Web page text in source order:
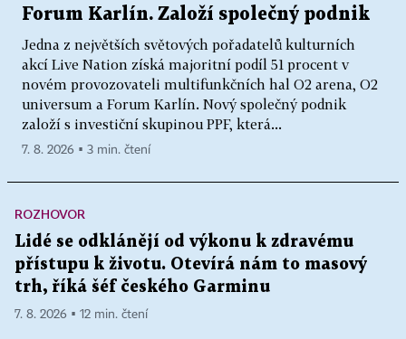
Forum Karlín. Založí společný podnik
Jedna z největších světových pořadatelů kulturních
akcí Live Nation získá majoritní podíl 51 procent v
novém provozovateli multifunkčních hal O2 arena, O2
universum a Forum Karlín. Nový společný podnik
založí s investiční skupinou PPF, která...
7. 8. 2026 ▪ 3 min. čtení
ROZHOVOR
Lidé se odklánějí od výkonu k zdravému
přístupu k životu. Otevírá nám to masový
trh, říká šéf českého Garminu
7. 8. 2026 ▪ 12 min. čtení